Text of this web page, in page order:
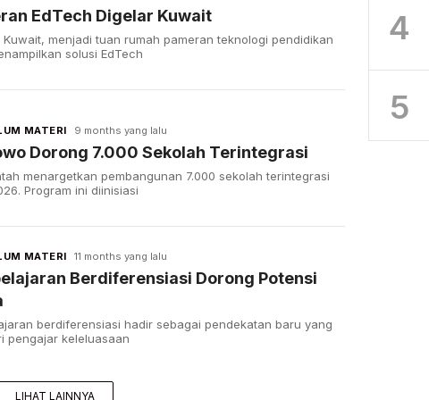
EdTech Digelar Kuwait
Kuwait, menjadi tuan rumah pameran teknologi pendidikan
solusi EdTech
MATERI 9 months yang lalu
Dorong 7.000 Sekolah Terintegrasi
menargetkan pembangunan 7.000 sekolah terintegrasi
Program ini diinisiasi
MATERI 11 months yang lalu
Berdiferensiasi Dorong Potensi
berdiferensiasi hadir sebagai pendekatan baru yang
pengajar keleluasaan
LIHAT LAINNYA
4
5